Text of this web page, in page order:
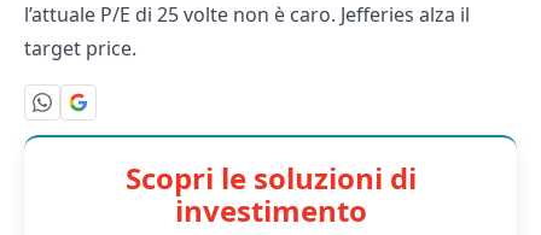
l’attuale P/E di 25 volte non è caro. Jefferies alza il
target price.
Scopri le soluzioni di
investimento